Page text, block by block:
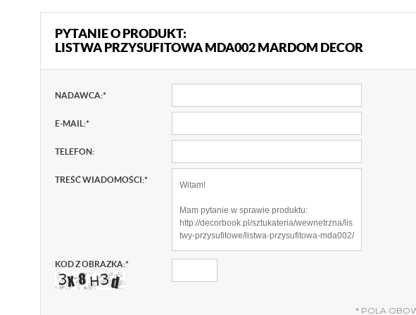
PYTANIE O PRODUKT:
LISTWA PRZYSUFITOWA MDA002 MARDOM DECOR
NADAWCA:*
E-MAIL:*
TELEFON:
TREŚĆ WIADOMOŚCI:*
KOD Z OBRAZKA:*
* POLA